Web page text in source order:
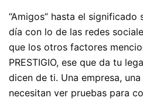
“Amigos” hasta el
día con lo de las redes
que los otros factores
PRESTIGIO, ese que da tu
dicen de ti. Una empresa,
necesitan ver pruebas para